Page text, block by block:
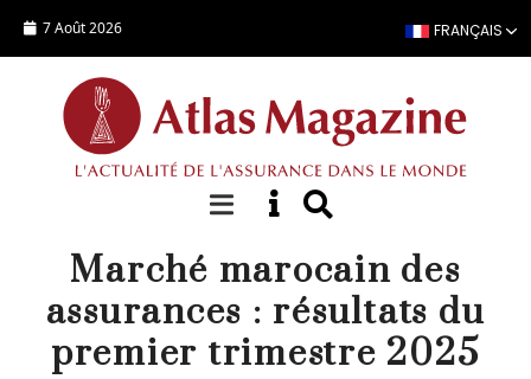
7 Août 2026 FRANÇAIS
ACTUALITÉ
Marché marocain des
assurances : résultats du
premier trimestre 2025